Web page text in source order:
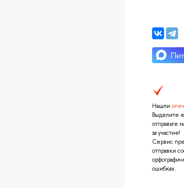
Нашли
Выделите
отправьте
за участие!
Сервис
отправки
ошибках.